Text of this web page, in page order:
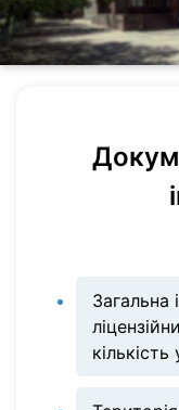
Загальна
кількість